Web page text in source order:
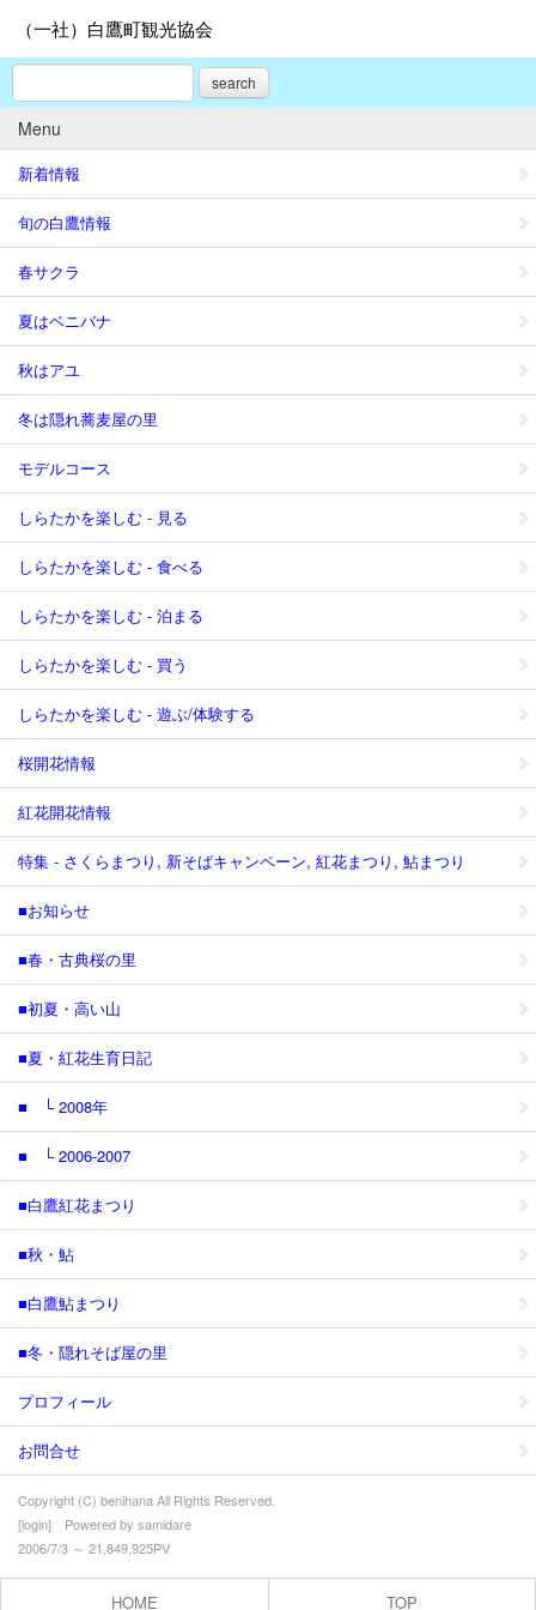
（一社）白鷹町観光協会
search
Menu
新着情報
旬の白鷹情報
春サクラ
夏はベニバナ
秋はアユ
冬は隠れ蕎麦屋の里
モデルコース
しらたかを楽しむ - 見る
しらたかを楽しむ - 食べる
しらたかを楽しむ - 泊まる
しらたかを楽しむ - 買う
しらたかを楽しむ - 遊ぶ/体験する
桜開花情報
紅花開花情報
特集 - さくらまつり, 新そばキャンペーン, 紅花まつり, 鮎まつり
■お知らせ
■春・古典桜の里
■初夏・高い山
■夏・紅花生育日記
■ └ 2008年
■ └ 2006-2007
■白鷹紅花まつり
■秋・鮎
■白鷹鮎まつり
■冬・隠れそば屋の里
プロフィール
お問合せ
Copyright (C) benihana All Rights Reserved.
[login] Powered by samidare
2006/7/3 ～ 21,849,925PV
HOME TOP